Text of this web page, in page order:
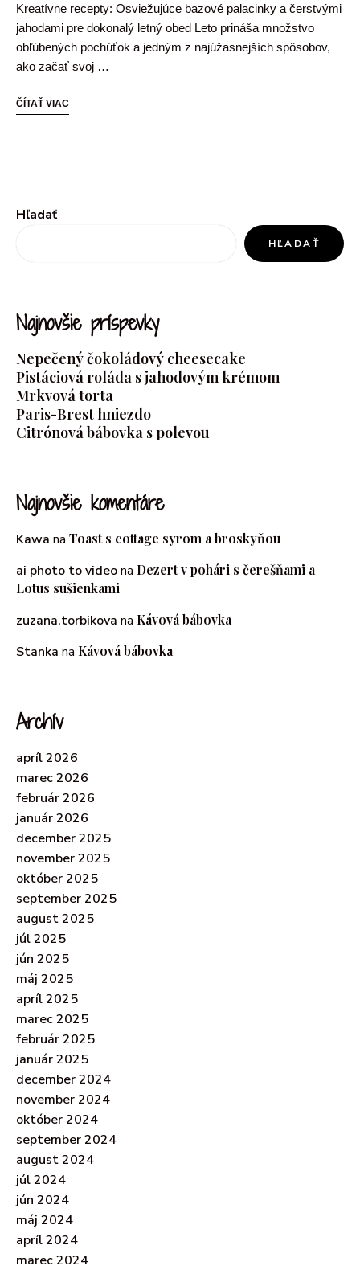
Kreatívne recepty: Osviežujúce bazové palacinky a čerstvými
jahodami pre dokonalý letný obed Leto prináša množstvo
obľúbených pochúťok a jedným z najúžasnejších spôsobov,
ako začať svoj …
ČÍTAŤ VIAC
Hľadať
HĽADAŤ
Najnovšie príspevky
Nepečený čokoládový cheesecake
Pistáciová roláda s jahodovým krémom
Mrkvová torta
Paris-Brest hniezdo
Citrónová bábovka s polevou
Najnovšie komentáre
Kawa na Toast s cottage syrom a broskyňou
ai photo to videona Dezert v pohári s čerešňami a
Lotus sušienkami
zuzana.torbikova na Kávová bábovka
Stanka na Kávová bábovka
Archív
apríl 2026
marec 2026
február 2026
január 2026
december 2025
november 2025
október 2025
september 2025
august 2025
júl 2025
jún 2025
máj 2025
apríl 2025
marec 2025
február 2025
január 2025
december 2024
november 2024
október 2024
september 2024
august 2024
júl 2024
jún 2024
máj 2024
apríl 2024
marec 2024